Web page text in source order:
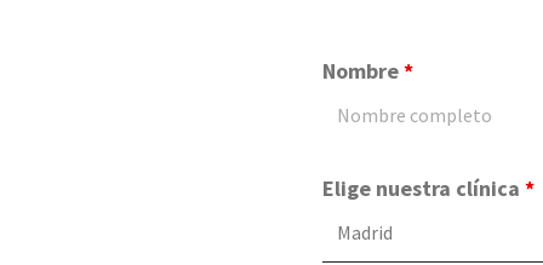
Nombre*
Elige nuestra clínica *